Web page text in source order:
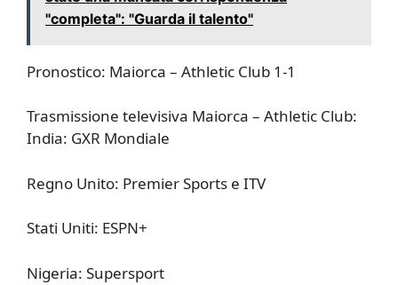
"completa": "Guarda il talento"
Pronostico: Maiorca – Athletic Club 1-1
Trasmissione televisiva Maiorca – Athletic Club:
India: GXR Mondiale
Regno Unito: Premier Sports e ITV
Stati Uniti: ESPN+
Nigeria: Supersport